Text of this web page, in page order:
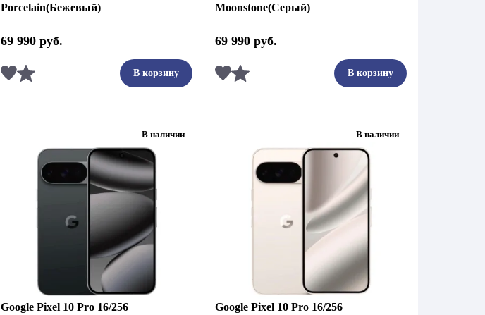
Porcelain(Бежевый)
69 990 руб.
Сравнить В корзину
Moonstone(Серый)
69 990 руб.
Сравнить В корзину
В наличии
Google Pixel 10 Pro 16/256
В наличии
Google Pixel 10 Pro 16/256